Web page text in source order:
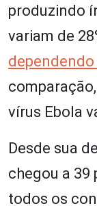
produzindo
variam de
vírus Ebola
Desde sua
chegou a 39
todos os